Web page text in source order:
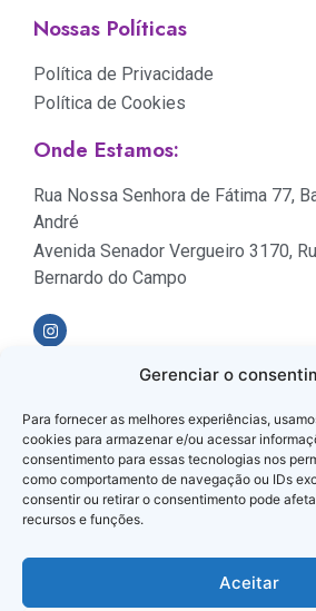
Gerenciar o
Para fornecer as melhores experiências,
cookies para armazenar e/ou acessar
consentimento para essas tecnologias nos
como comportamento de navegação ou IDs
consentir ou retirar o consentimento pode
recursos e funções.
Aceitar
Nossas Políticas
Política de Privacidade
Política de Cookies
Onde Estamos:
Rua Nossa Senhora de Fátima 77,
André
Avenida Senador Vergueiro 3170,
Bernardo do Campo
Formas de Pagamento
Loja Verificada